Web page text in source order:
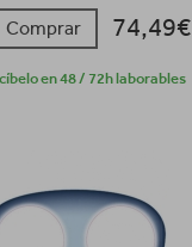
Comprar 74,49€
en 48 / 72h laborables